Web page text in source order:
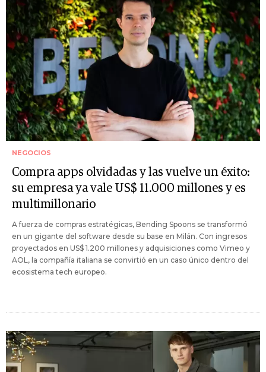
NEGOCIOS
Compra apps olvidadas y las vuelve un éxito:
su empresa ya vale US$ 11.000 millones y es
multimillonario
A fuerza de compras estratégicas, Bending Spoons se transformó
en un gigante del software desde su base en Milán. Con ingresos
proyectados en US$ 1.200 millones y adquisiciones como Vimeo y
AOL, la compañía italiana se convirtió en un caso único dentro del
ecosistema tech europeo.